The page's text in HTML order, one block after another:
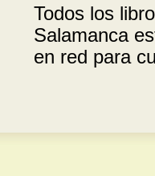
Todos los
Salamanca
en red para